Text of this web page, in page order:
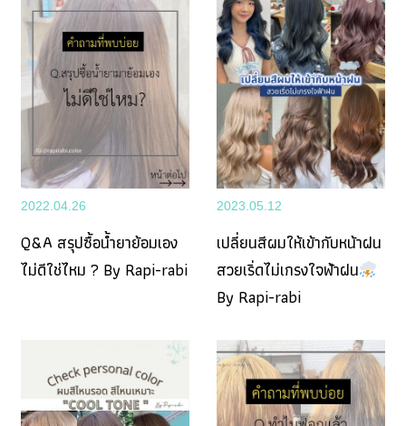
2022.04.26
Q&A สรุปซื้อน้ำยาย้อมเอง
ไม่ดีใช่ไหม ? By Rapi-rabi
2023.05.12
เปลี่ยนสีผมให้เข้ากับหน้าฝน
สวยเริ่ดไม่เกรงใจฟ้าฝน
By Rapi-rabi